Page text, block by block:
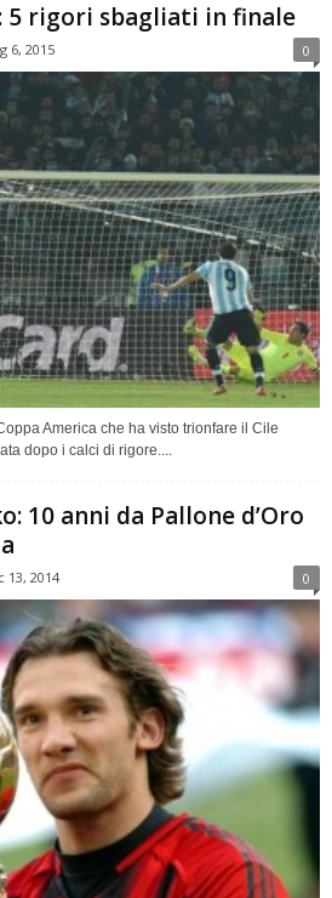
5 rigori sbagliati in finale
6, 2015 0
America che ha visto trionfare il Cile
dopo i calci di rigore....
10 anni da Pallone d’Oro
13, 2014 0